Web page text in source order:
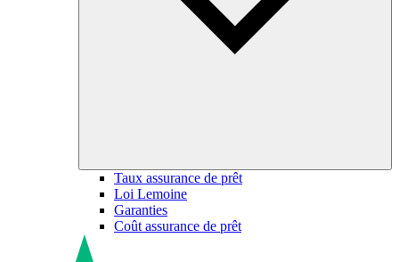
Taux assurance de prêt
Loi Lemoine
Garanties
Coût assurance de prêt